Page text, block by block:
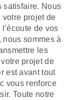
satisfaire. Nous
projet de
de vos
nous sommes à
les
projet de
est avant tout
vous renforce
Toute notre